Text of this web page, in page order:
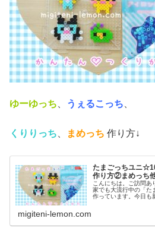
ゆーゆっち うぇるこっち
くりりっち、 まめっち 作り方↓
たまごっちユニ
作り方②まめっち
こんにちは。ご訪問あ
家でも大流行中の「た
作っています。今日
migiteni-lemon.com